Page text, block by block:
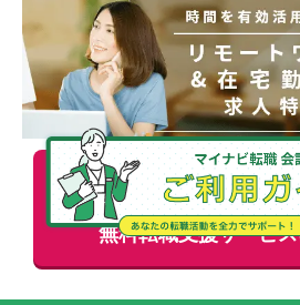
より多くの掲載情報をお伝
会計士資格を活
無料転職支援サービ